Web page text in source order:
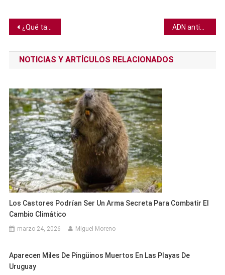
Navegación
de
entradas
¿Qué tan común es tener huesos extra en tu esqueleto?
NOTICIAS Y ARTÍCULOS RELACIONADOS
Los Castores Podrían Ser Un Arma Secreta Para Combatir El
Cambio Climático
marzo 24, 2026 Miguel Moreno
Aparecen Miles De Pingüinos Muertos En Las Playas De
Uruguay